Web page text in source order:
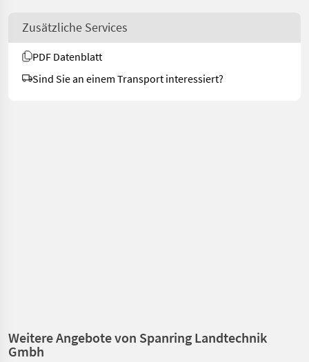
Zusätzliche Services
PDF Datenblatt
Sind Sie an einem Transport interessiert?
Weitere Angebote von Spanring Landtechnik
Gmbh